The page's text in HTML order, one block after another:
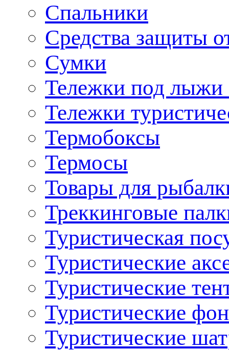
Спальники
Средства защиты
Сумки
Тележки под лыжи
Тележки
Термобоксы
Термосы
Товары для
Треккинговые
Туристическая
Туристические
Туристические
Туристические
Туристические